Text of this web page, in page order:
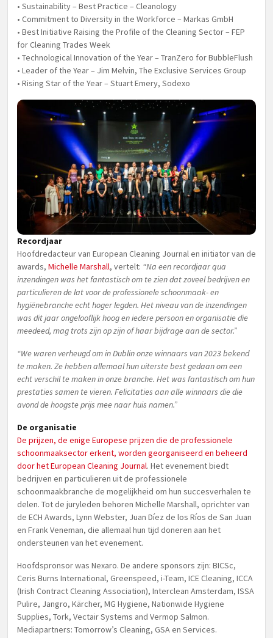
• Sustainability – Best Practice – Cleanology
• Commitment to Diversity in the Workforce – Markas GmbH
• Best Initiative Raising the Profile of the Cleaning Sector – FEP
for Cleaning Trades Week
• Technological Innovation of the Year – TranZero for BubbleFlush
• Leader of the Year – Jim Melvin, The Exclusive Services Group
• Rising Star of the Year – Stuart Emery, Sodexo
Recordjaar
Hoofdredacteur van European Cleaning Journal en initiator van de
awards, Michelle Marshall, vertelt: “Na een recordjaar qua
inzendingen was het fantastisch om te zien dat zoveel bedrijven en
particulieren de lat voor de professionele schoonmaak- en
hygiënebranche echt hoger legden. Het niveau van de inzendingen
was dit jaar ongelooflijk hoog en iedere persoon en organisatie die
meedeed, mag trots zijn op zijn of haar bijdrage aan de sector.”
“We waren verheugd om in Dublin onze winnaars van 2023 bekend
te maken. Ze hebben allemaal hun uiterste best gedaan om een
echt verschil te maken in onze branche. Het was fantastisch om hun
prestaties samen te vieren. Felicitaties aan alle winnaars die die
avond de hoogste prijs mee naar huis namen.”
De organisatie
De prijzen, de enige Europese prijzen die de professionele
schoonmaaksector erkent, worden georganiseerd en beheerd
door het European Cleaning Journal. Het evenement biedt
bedrijven en particulieren uit de professionele
schoonmaakbranche de mogelijkheid om hun succesverhalen te
delen. Tot de juryleden behoren Michelle Marshall, oprichter van
de ECH Awards, Lynn Webster, Juan Díez de los Ríos de San Juan
en Frank Veneman, die allemaal hun tijd doneren aan het
ondersteunen van het evenement.
Hoofdspronsor was Nexaro. De andere sponsors zijn: BICSc,
Ceris Burns International, Greenspeed, i-Team, ICE Cleaning, ICCA
(Irish Contract Cleaning Association), Interclean Amsterdam, ISSA
Pulire, Jangro, Kärcher, MG Hygiene, Nationwide Hygiene
Supplies, Tork, Vectair Systems and Vermop Salmon.
Mediapartners: Tomorrow’s Cleaning, GSA en Services.